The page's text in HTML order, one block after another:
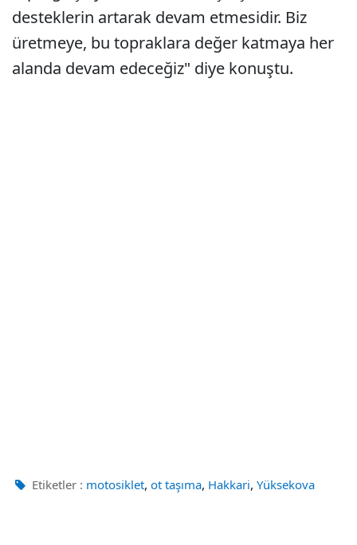
desteklerin artarak devam etmesidir. Biz
üretmeye, bu topraklara değer katmaya her
alanda devam edeceğiz" diye konuştu.
Etiketler : motosiklet, ot taşıma, Hakkari, Yüksekova